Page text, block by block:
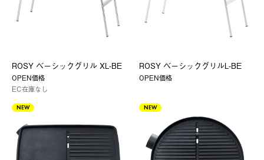
ROSY ベーシックグリル XL-BE
OPEN価格
EC在庫なし
ROSY ベーシックグリルL-BE
OPEN価格
NEW NEW